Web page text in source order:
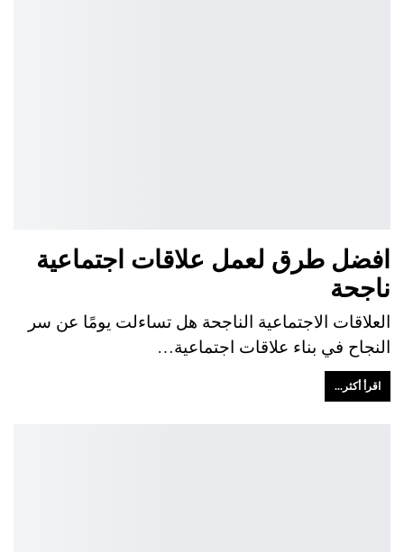
افضل طرق لعمل علاقات اجتماعية
ناجحة
العلاقات الاجتماعية الناجحة هل تساءلت يومًا عن سر
النجاح في بناء علاقات اجتماعية…
اقرأ أكثر...